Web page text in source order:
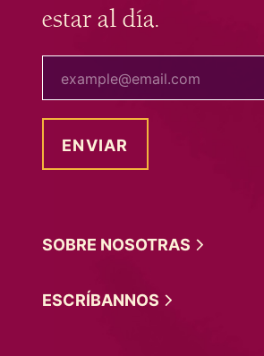
estar al día.
SOBRE NOSOTRAS
ESCRÍBANNOS